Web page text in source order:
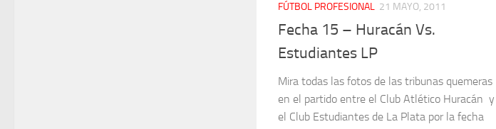
FÚTBOL PROFESIONAL 21 MAYO, 2011
Fecha 15 – Huracán Vs.
Estudiantes LP
Mira todas las fotos de las tribunas quemeras
en el partido entre el Club Atlético Huracán y
el Club Estudiantes de La Plata por la fecha